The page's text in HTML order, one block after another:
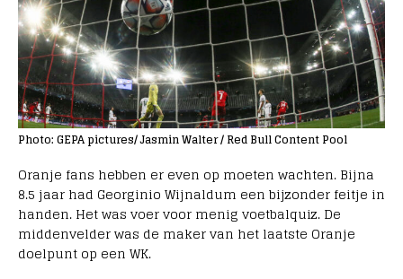
Photo: GEPA pictures/ Jasmin Walter / Red Bull Content Pool
Oranje fans hebben er even op moeten wachten. Bijna
8.5 jaar had Georginio Wijnaldum een bijzonder feitje in
handen. Het was voer voor menig voetbalquiz. De
middenvelder was de maker van het laatste Oranje
doelpunt op een WK.